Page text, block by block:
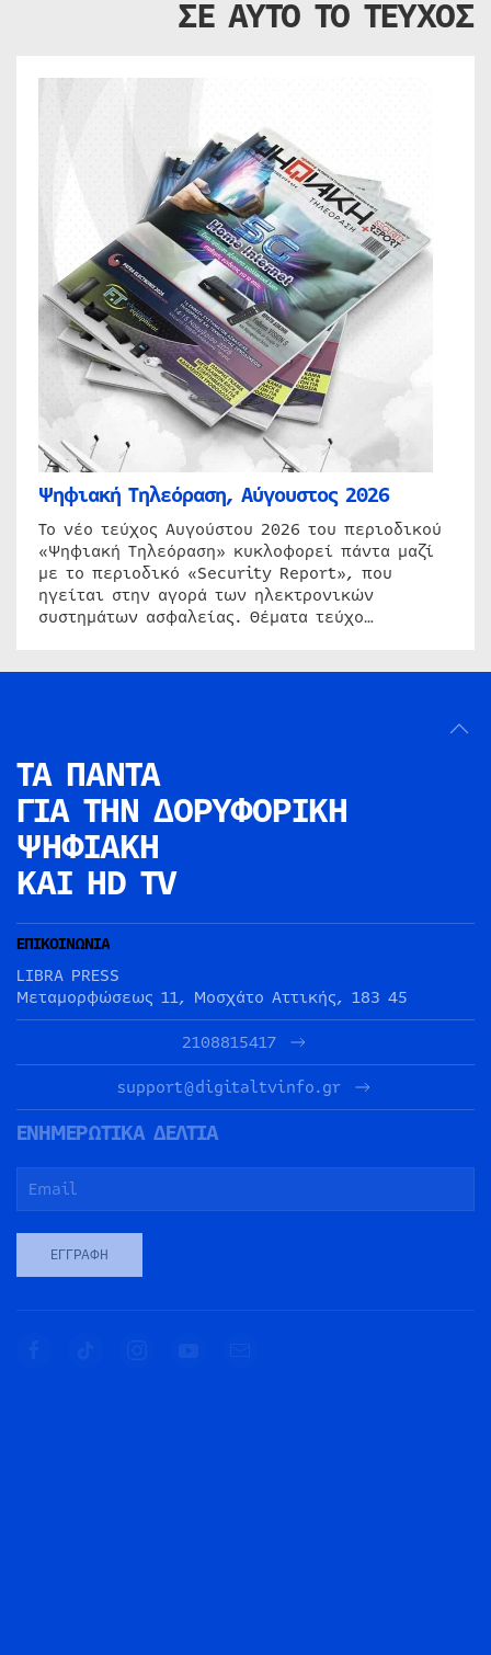
ΣΕ ΑΥΤΟ ΤΟ ΤΕΥΧΟΣ
Ψηφιακή Τηλεόραση, Αύγουστος 2026
Το νέο τεύχος Αυγούστου 2026 του περιοδικού
«Ψηφιακή Τηλεόραση» κυκλοφορεί πάντα μαζί
με το περιοδικό «Security Report», που
ηγείται στην αγορά των ηλεκτρονικών
συστημάτων ασφαλείας. Θέματα τεύχο…
ΤΑ ΠΑΝΤΑ
ΓΙΑ ΤΗΝ ΔΟΡΥΦΟΡΙΚΗ
ΨΗΦΙΑΚΗ
ΚΑΙ HD TV
ΕΠΙΚΟΙΝΩΝΙΑ
LIBRA PRESS
Μεταμορφώσεως 11, Μοσχάτο Αττικής, 183 45
2108815417
support@digitaltvinfo.gr
ΕΝΗΜΕΡΩΤΙΚΑ ΔΕΛΤΙΑ
ΕΓΓΡΑΦΉ